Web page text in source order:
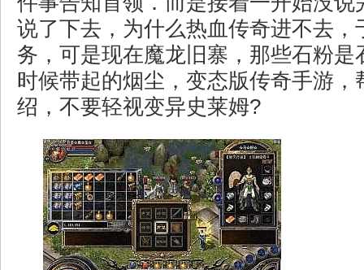
说了下去，为什么热血传奇进不去，
务，可是现在魔龙旧寨，那些石粉是
时候带起的烟尘，变态版传奇手游，
绍，不要轻视变异史莱姆?